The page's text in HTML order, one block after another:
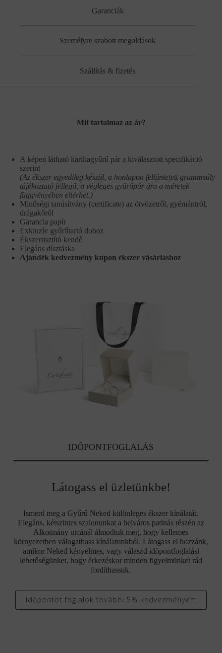
Garanciák
Személyre szabott megoldások
Szállítás & fizetés
Mit tartalmaz az ár?
A képen látható karikagyűrű pár a kiválasztott specifikáció
szerint
(Az ékszer egyedileg készül, a honlapon feltüntetett grammsúly
tájékoztató jellegű, a végleges gyűrűpár ára a méretek
függvényében eltérhet.)
Minőségi tanúsítvány (certificate) az ötvözetről, gyémántról,
drágakőről
Garancia papír
Exkluzív gyűrűtartó doboz
Ékszertisztító kendő
Elegáns dísztáska
Ajándék kedvezmény kupon ékszer vásárláshoz
IDŐPONTFOGLALÁS
Látogass el üzletünkbe!
Ismerd meg a Gyűrű Neked különleges ékszer kínálatát.
Elegáns, kétszintes szalonunkat a belváros patinás részén az
Alkotmány utcánál álmodtuk meg, hogy kellemes
környezetben válogathass kínálatunkból. Látogass el hozzánk,
amikor Neked kényelmes, vagy válaszd időpontfoglalási
lehetőségünket, hogy érkezéskor minden figyelmünket rád
fordíthassuk.
Időpontot foglalok további 5% kedvezményért